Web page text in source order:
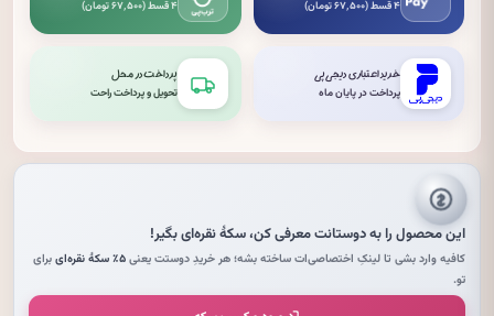
۴ قسط (۶۷٬۵۰۰ تومان) ۴ قسط (۶۷٬۵۰۰ تومان)
خرید اعتباری دیجی‌پی
پرداخت در پایان ماه
پرداخت در محل
تحویل و پرداخت راحت
این محصول را به دوستانت معرفی کن،سکهٔ نقره‌ایبگیر!
کافیه وارد بشی تا لینکِ اختصاصی‌ات ساخته بشه؛ هر خریدِ دوستت یعنی۵٪ سکهٔ نقره‌ای
برای
تو.